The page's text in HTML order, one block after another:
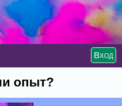
Вход
опыт?